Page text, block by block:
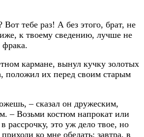
Вот тебе раз! А без этого, брат, не
к твоему сведению, лучше не
фрака.
кармане, вынул кучку золотых
положил их перед своим старым
– сказал он дружеским,
– Возьми костюм напрокат или
рассрочку, это уж дело твое, но
ко мне обедать: завтра, в